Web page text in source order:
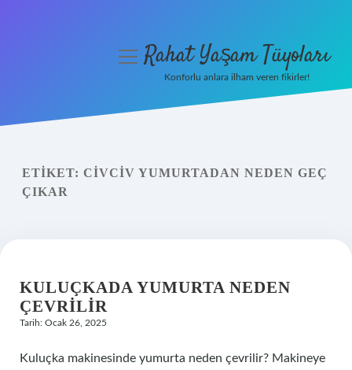
Yasal Uyarı
menüyüRahat Yaşam Tüyoları
Konforlu anlara ilham veren fikirler!
ETIKET: CIVCIV YUMURTADAN NEDEN GEÇ
ÇIKAR
KULUÇKADA YUMURTA NEDEN
ÇEVRILIR
Tarih: Ocak 26, 2025
Kuluçka makinesinde yumurta neden çevrilir? Makineye